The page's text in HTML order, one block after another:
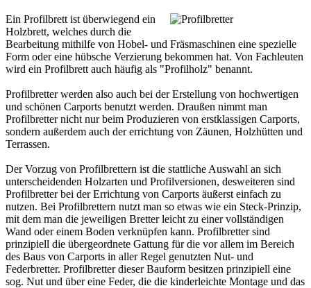
Ein Profilbrett ist überwiegend ein
Holzbrett, welches durch die
Bearbeitung mithilfe von Hobel- und Fräsmaschinen eine spezielle
Form oder eine hübsche Verzierung bekommen hat. Von Fachleuten
wird ein Profilbrett auch häufig als "Profilholz" benannt.
Profilbretter werden also auch bei der Erstellung von hochwertigen
und schönen Carports benutzt werden. Draußen nimmt man
Profilbretter nicht nur beim Produzieren von erstklassigen Carports,
sondern außerdem auch der errichtung von Zäunen, Holzhütten und
Terrassen.
Der Vorzug von Profilbrettern ist die stattliche Auswahl an sich
unterscheidenden Holzarten und Profilversionen, desweiteren sind
Profilbretter bei der Errichtung von Carports äußerst einfach zu
nutzen. Bei Profilbrettern nutzt man so etwas wie ein Steck-Prinzip,
mit dem man die jeweiligen Bretter leicht zu einer vollständigen
Wand oder einem Boden verknüpfen kann. Profilbretter sind
prinzipiell die übergeordnete Gattung für die vor allem im Bereich
des Baus von Carports in aller Regel genutzten Nut- und
Federbretter. Profilbretter dieser Bauform besitzen prinzipiell eine
sog. Nut und über eine Feder, die die kinderleichte Montage und das